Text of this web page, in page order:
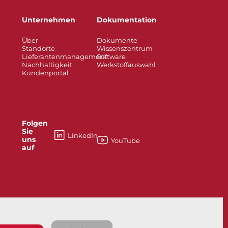
Unternehmen
Über
Standorte
Lieferantenmanagement
Nachhaltigkeit
Kundenportal
Folgen
Sie
uns
auf
LinkedIn
Dokumentation
Dokumente
Wissenszentrum
Software
Werkstoffauswahl
YouTube